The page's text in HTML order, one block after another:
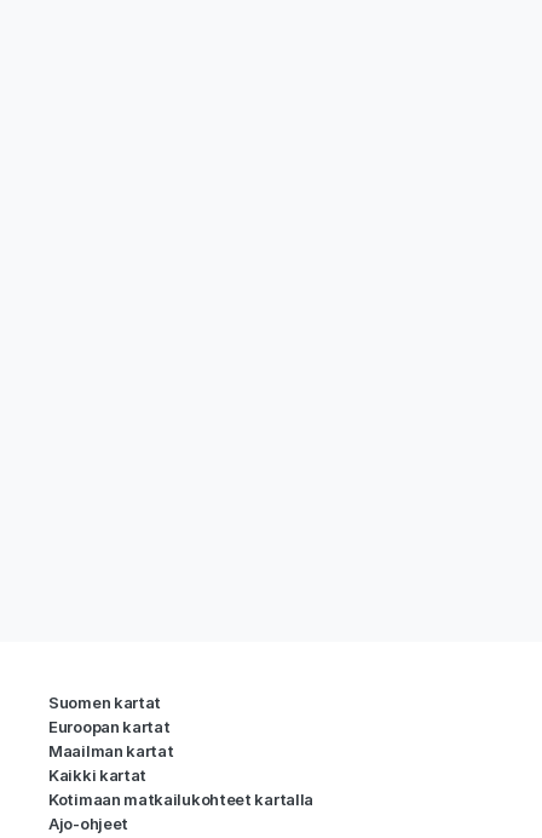
Suomen kartat
Euroopan kartat
Maailman kartat
Kaikki kartat
Kotimaan matkailukohteet kartalla
Ajo-ohjeet